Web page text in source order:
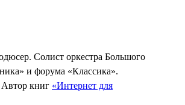
Солист оркестра Большого
и форума «Классика».
Автор книг «Интернет для